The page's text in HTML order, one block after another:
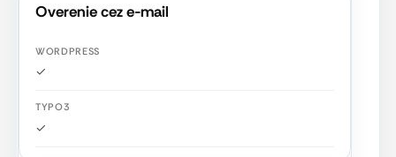
Overenie cez e-mail
✓
✓